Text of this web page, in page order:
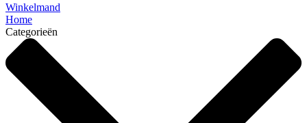
Winkelmand
Home
Categorieën